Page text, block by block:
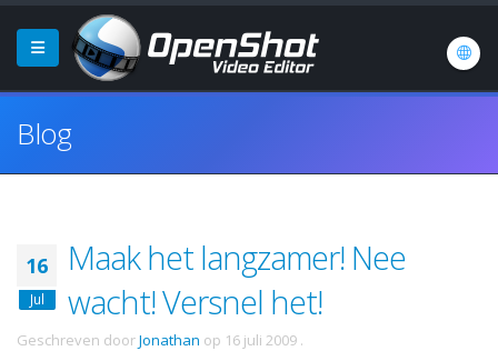
Blog
16
Jul
Maak het langzamer! Nee
wacht! Versnel het!
Geschreven doorJonathan op 16 juli 2009 .